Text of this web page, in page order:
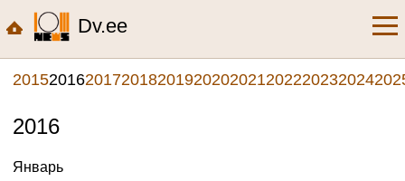
Dv.ee
2015201620172018201920202021202220232024
2016
Январь